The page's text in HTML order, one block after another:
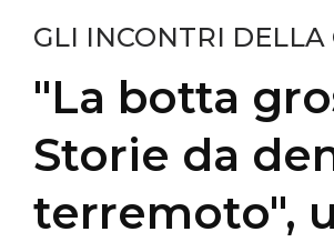
GLI INCONTRI DELLA
"La botta
Storie da
terremoto",